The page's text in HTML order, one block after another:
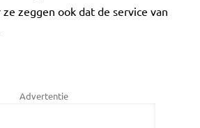
zeggen ook dat de service van
Advertentie